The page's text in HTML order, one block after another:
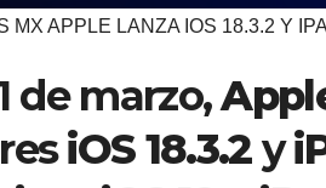
MX APPLE LANZA IOS 18.3.2 Y
de marzo,
iOS 18.3.2y